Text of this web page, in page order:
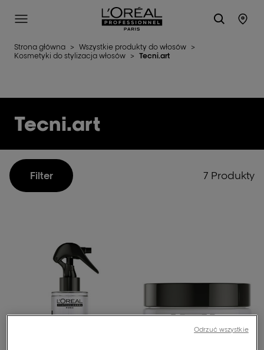
L'Oréal Professionnel Paris
Site Menu
Strona główna > Wszystkie produkty do włosów >
Kosmetyki do stylizacja włosów > Tecni.art
Tecni.art
Filter 7 Produkty
Odrzuć wszystkie